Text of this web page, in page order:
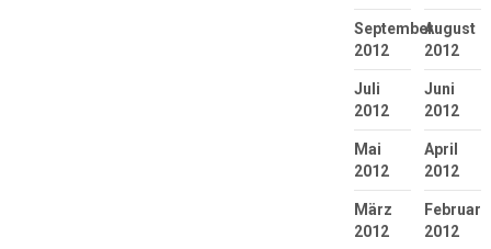
September
2012
August
2012
Juli
2012
Juni
2012
Mai
2012
April
2012
März
2012
Februar
2012